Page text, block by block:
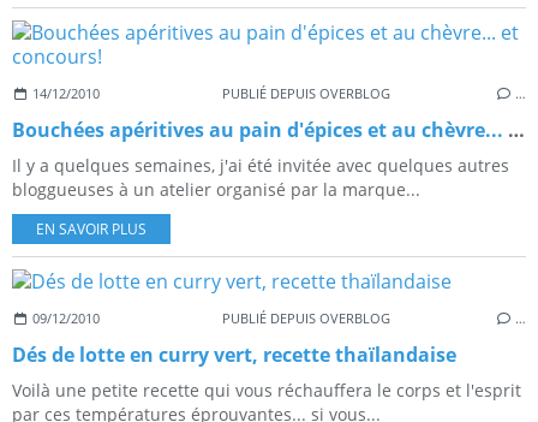
14/12/2010 PUBLIÉ DEPUIS OVERBLOG …
Bouchées apéritives au pain d'épices et au chèvre... et concours!
Il y a quelques semaines, j'ai été invitée avec quelques autres
bloggueuses à un atelier organisé par la marque...
EN SAVOIR PLUS
09/12/2010 PUBLIÉ DEPUIS OVERBLOG …
Dés de lotte en curry vert, recette thaïlandaise
Voilà une petite recette qui vous réchauffera le corps et l'esprit
par ces températures éprouvantes... si vous...